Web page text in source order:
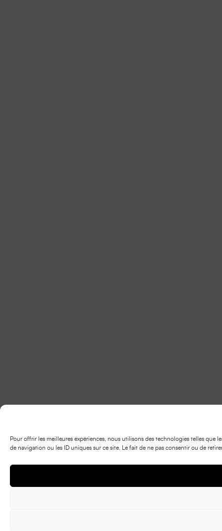
Pour offrir les meilleures expériences, nous utilisons des technologies telles
de navigation ou les ID uniques sur ce site. Le fait de ne pas consentir ou de